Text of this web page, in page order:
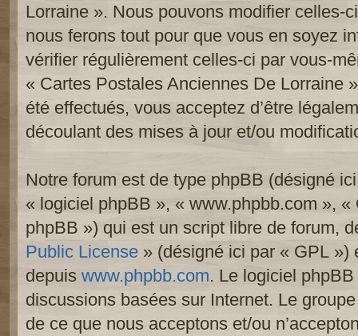
Lorraine ». Nous pouvons modifier celles-
nous ferons tout pour que vous en soyez
vérifier régulièrement celles-ci par vous-
« Cartes Postales Anciennes De Lorraine
été effectués, vous acceptez d’être
découlant des mises à jour et/ou
Notre forum est de type phpBB (désigné
« logiciel phpBB », « www.phpbb.com »,
phpBB ») qui est un script libre de forum,
Public License » (désigné ici par « GPL »)
depuis www.phpbb.com. Le logiciel
discussions basées sur Internet. Le
de ce que nous acceptons et/ou